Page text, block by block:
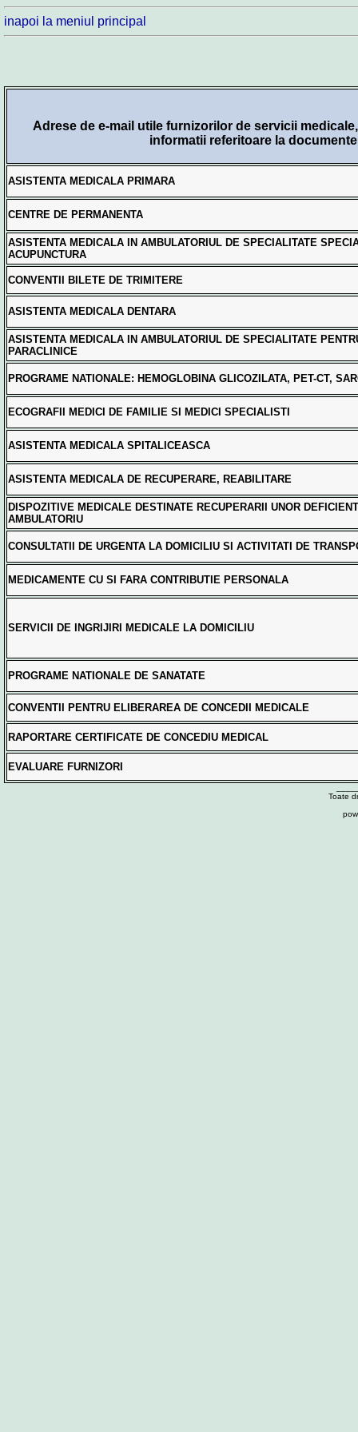
inapoi la meniul principal
Adrese de e-mail utile furnizorilor de servicii
informatii referitoare la
ASISTENTA MEDICALA PRIMARA
CENTRE DE PERMANENTA
ASISTENTA MEDICALA IN AMBULATORIUL DE SPECIALITATE
ACUPUNCTURA
CONVENTII BILETE DE TRIMITERE
ASISTENTA MEDICALA DENTARA
ASISTENTA MEDICALA IN AMBULATORIUL DE SPECIALITATE
PARACLINICE
PROGRAME NATIONALE: HEMOGLOBINA GLICOZILATA, PET-CT,
ECOGRAFII MEDICI DE FAMILIE SI MEDICI SPECIALISTI
ASISTENTA MEDICALA SPITALICEASCA
ASISTENTA MEDICALA DE RECUPERARE, REABILITARE
DISPOZITIVE MEDICALE DESTINATE RECUPERARII UNOR
AMBULATORIU
CONSULTATII DE URGENTA LA DOMICILIU SI ACTIVITATI DE
MEDICAMENTE CU SI FARA CONTRIBUTIE PERSONALA
SERVICII DE INGRIJIRI MEDICALE LA DOMICILIU
PROGRAME NATIONALE DE SANATATE
CONVENTII PENTRU ELIBERAREA DE CONCEDII MEDICALE
RAPORTARE CERTIFICATE DE CONCEDIU MEDICAL
EVALUARE FURNIZORI
Toate